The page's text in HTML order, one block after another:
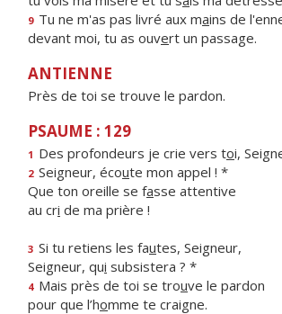
9 Tu ne m'as pas livré aux mains de
devant moi, tu as ouvert un passage.
ANTIENNE
Près de toi se trouve le pardon.
PSAUME : 129
1 Des profondeurs je crie vers toi,
2 Seigneur, écoute mon appel ! *
Que ton oreille se fasse attentive
au cri de ma prière !
3 Si tu retiens les fautes, Seigneur,
Seigneur, qui subsistera ? *
4 Mais près de toi se trouve le pardon
pour que l’homme te craigne.